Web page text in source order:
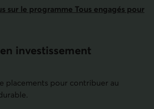
sur le programme Tous engagés pour
investis­sement
placements pour contribuer au